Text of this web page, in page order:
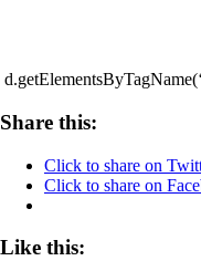
Share this:
Click to share on
Click to share on
Like this: